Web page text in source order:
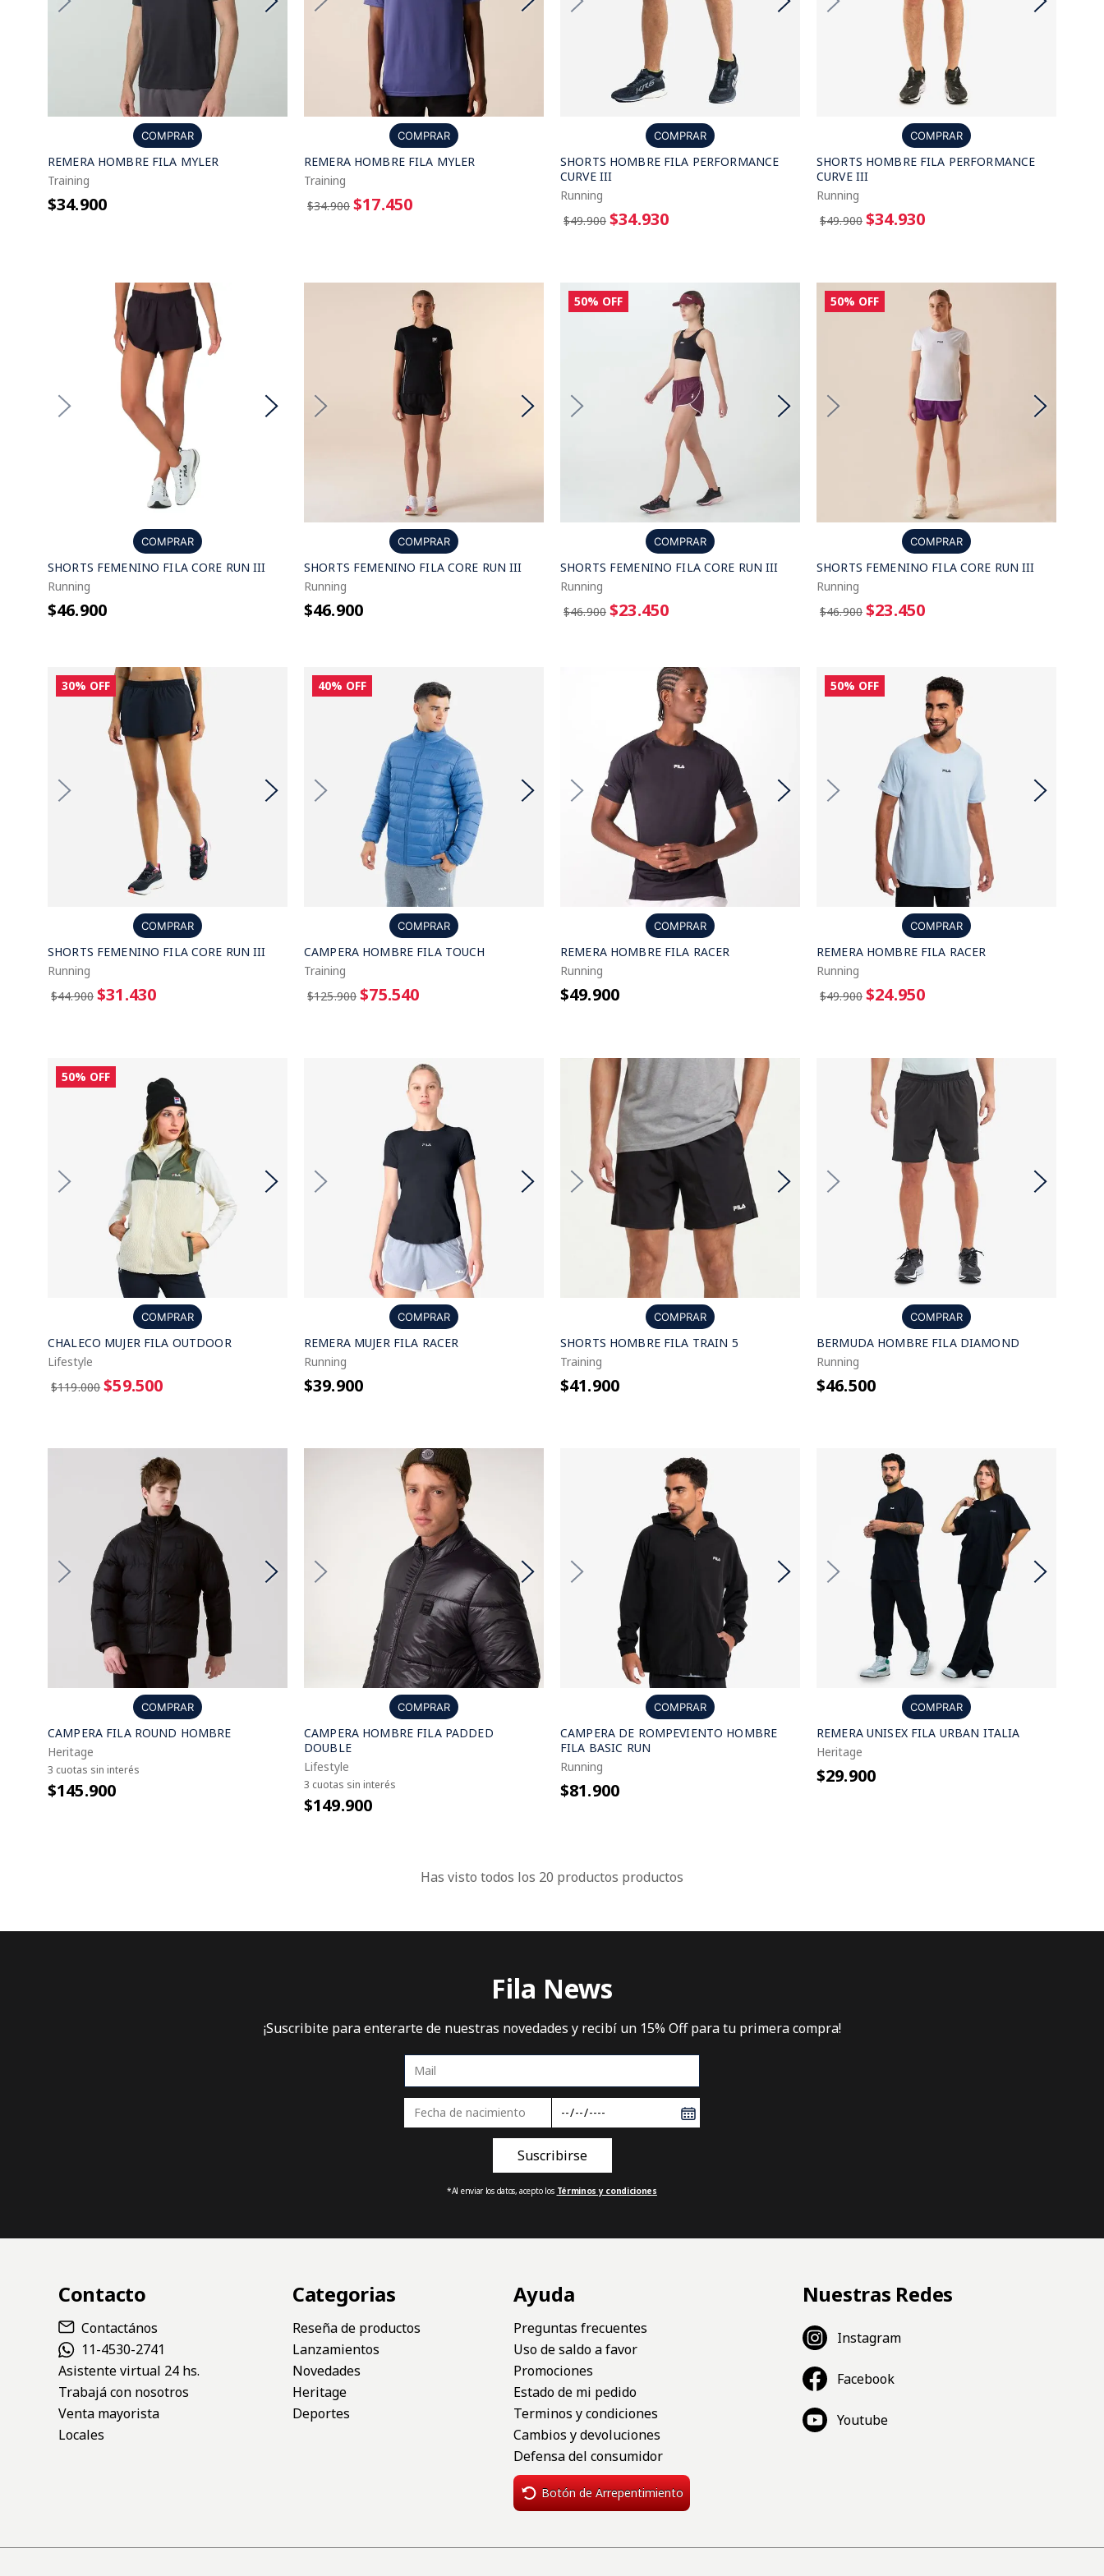
COMPRAR
REMERA HOMBRE FILA MYLER
Training
$34.900
COMPRAR
REMERA HOMBRE FILA MYLER
Training
$34.900 $17.450
COMPRAR
SHORTS HOMBRE FILA PERFORMANCE
CURVE III
Running
$49.900 $34.930
COMPRAR
SHORTS HOMBRE FILA PERFORMANCE
CURVE III
Running
$49.900 $34.930
COMPRAR
SHORTS FEMENINO FILA CORE RUN III
Running
$46.900
COMPRAR
SHORTS FEMENINO FILA CORE RUN III
Running
$46.900
50% OFF
COMPRAR
SHORTS FEMENINO FILA CORE RUN III
Running
$46.900 $23.450
50% OFF
COMPRAR
SHORTS FEMENINO FILA CORE RUN III
Running
$46.900 $23.450
30% OFF
COMPRAR
SHORTS FEMENINO FILA CORE RUN III
Running
$44.900 $31.430
40% OFF
COMPRAR
CAMPERA HOMBRE FILA TOUCH
Training
$125.900 $75.540
COMPRAR
REMERA HOMBRE FILA RACER
Running
$49.900
50% OFF
COMPRAR
REMERA HOMBRE FILA RACER
Running
$49.900 $24.950
50% OFF
COMPRAR
CHALECO MUJER FILA OUTDOOR
Lifestyle
$119.000 $59.500
COMPRAR
REMERA MUJER FILA RACER
Running
$39.900
COMPRAR
SHORTS HOMBRE FILA TRAIN 5
Training
$41.900
COMPRAR
BERMUDA HOMBRE FILA DIAMOND
Running
$46.500
COMPRAR
CAMPERA FILA ROUND HOMBRE
Heritage
3 cuotas sin interés
$145.900
COMPRAR
CAMPERA HOMBRE FILA PADDED
DOUBLE
Lifestyle
3 cuotas sin interés
$149.900
COMPRAR
CAMPERA DE ROMPEVIENTO HOMBRE
FILA BASIC RUN
Running
$81.900
COMPRAR
REMERA UNISEX FILA URBAN ITALIA
Heritage
$29.900
Has visto todos los 20 productos
Fila News
¡Suscribite para enterarte de nuestras novedades y recibí un 15% Off para tu primera compra!
*Al enviar los datos, acepto los Términos y condiciones
Contacto
Contactános
11-4530-2741
Asistente virtual 24 hs.
Trabajá con nosotros
Venta mayorista
Locales
Categorias
Reseña de productos
Lanzamientos
Novedades
Heritage
Deportes
Ayuda
Preguntas frecuentes
Uso de saldo a favor
Promociones
Estado de mi pedido
Terminos y condiciones
Cambios y devoluciones
Defensa del consumidor
Nuestras Redes
Instagram
Facebook
Youtube